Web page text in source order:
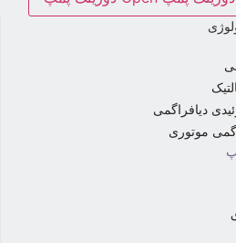
دیافراگمی
موتوری